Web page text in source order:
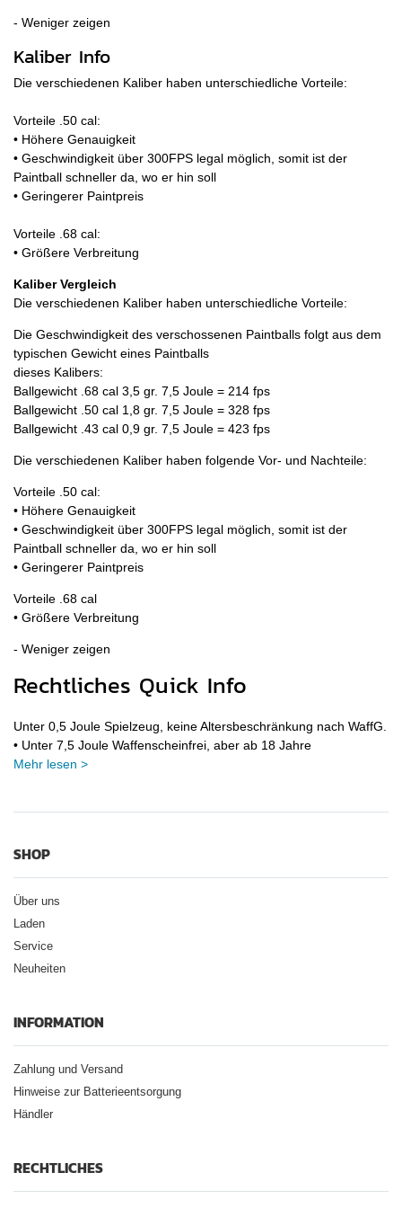
Kaliber Info
Die verschiedenen Kaliber haben unterschiedliche Vorteile:
Vorteile .50 cal:
• Höhere Genauigkeit
• Geschwindigkeit über 300FPS legal möglich, somit ist der
Paintball schneller da, wo er hin soll
• Geringerer Paintpreis
Vorteile .68 cal:
• Größere Verbreitung
Kaliber Vergleich
Die verschiedenen Kaliber haben unterschiedliche Vorteile:
Die Geschwindigkeit des verschossenen Paintballs folgt aus dem
typischen Gewicht eines Paintballs
dieses Kalibers:
Ballgewicht .68 cal 3,5 gr. 7,5 Joule = 214 fps
Ballgewicht .50 cal 1,8 gr. 7,5 Joule = 328 fps
Ballgewicht .43 cal 0,9 gr. 7,5 Joule = 423 fps
Die verschiedenen Kaliber haben folgende Vor- und Nachteile:
Vorteile .50 cal:
• Höhere Genauigkeit
• Geschwindigkeit über 300FPS legal möglich, somit ist der
Paintball schneller da, wo er hin soll
• Geringerer Paintpreis
Vorteile .68 cal
• Größere Verbreitung
Rechtliches Quick Info
Unter 0,5 Joule Spielzeug, keine Altersbeschränkung nach WaffG.
• Unter 7,5 Joule Waffenscheinfrei, aber ab 18 Jahre
Mehr lesen >
SHOP
Über uns
Laden
Service
Neuheiten
INFORMATION
Zahlung und Versand
Hinweise zur Batterieentsorgung
Händler
RECHTLICHES